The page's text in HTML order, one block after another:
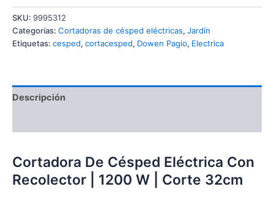
SKU: 9995312
Categorías: Cortadoras de césped eléctricas, Jardín
Etiquetas: cesped, cortacesped, Dowen Pagio, Electrica
Descripción
Cortadora De Césped Eléctrica Con
Recolector | 1200 W | Corte 32cm